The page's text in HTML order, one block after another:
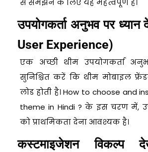
उपयोगकर्ता अनुभव पर
User Experience)
एक अच्छी थीम उपयोगकर्ता
सुनिश्चित करें कि थीम मोबाइल
लोड होती है। How to choose and
theme in Hindi ? के इस चरण में,
को प्राथमिकता देना आवश्यक है।
कस्टमाइजेशन विकल्प